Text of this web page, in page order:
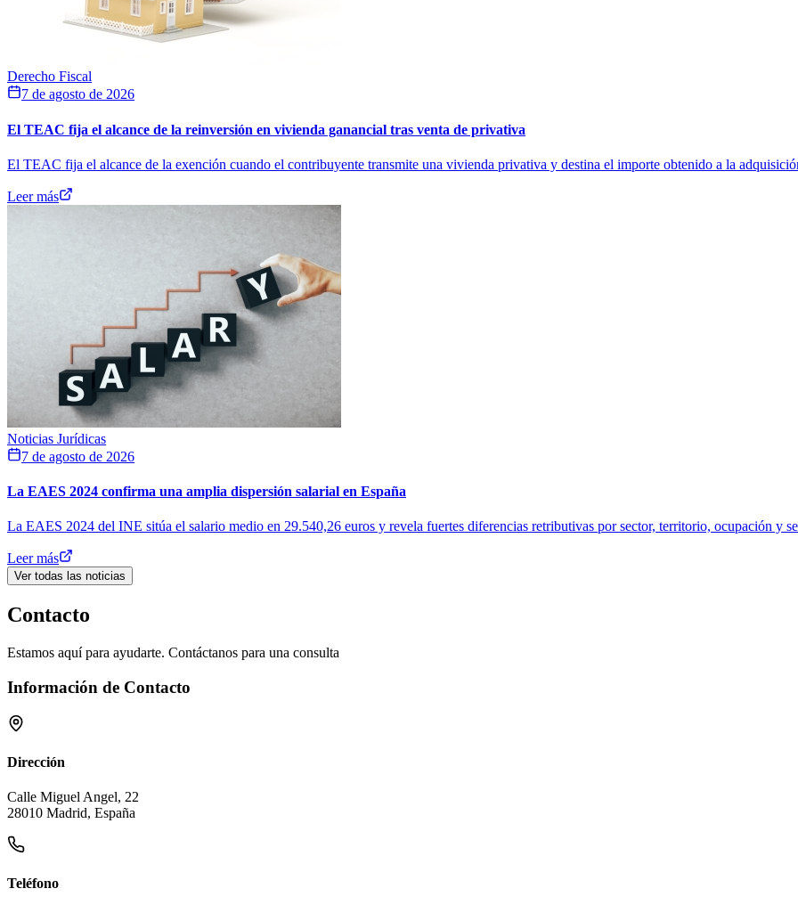
Derecho Fiscal
7 de agosto de 2026
El TEAC fija el alcance de la reinversión en vivienda ganancial tras venta de privativa
El TEAC fija el alcance de la exención cuando el contribuyente transmite una vivienda privativa y destina el importe obtenido a la
Leer más
Noticias Jurídicas
7 de agosto de 2026
La EAES 2024 confirma una amplia dispersión salarial en España
La EAES 2024 del INE sitúa el salario medio en 29.540,26 euros y revela fuertes diferencias retributivas por sector, territorio, ocupación y
Leer más
Ver todas las noticias
Contacto
Estamos aquí para ayudarte. Contáctanos para una consulta
Información de Contacto
Dirección
Calle Miguel Angel, 22
28010 Madrid, España
Teléfono